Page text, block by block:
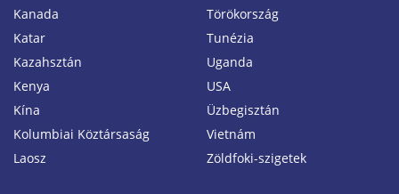
Kanada
Katar
Kazahsztán
Kenya
Kína
Kolumbiai Köztársaság
Laosz
Törökország
Tunézia
Uganda
USA
Üzbegisztán
Vietnám
Zöldfoki-szigetek